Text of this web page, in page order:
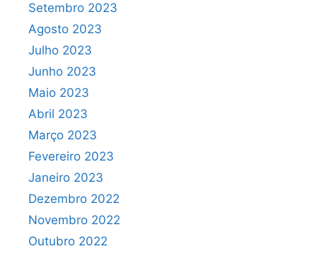
Setembro 2023
Agosto 2023
Julho 2023
Junho 2023
Maio 2023
Abril 2023
Março 2023
Fevereiro 2023
Janeiro 2023
Dezembro 2022
Novembro 2022
Outubro 2022